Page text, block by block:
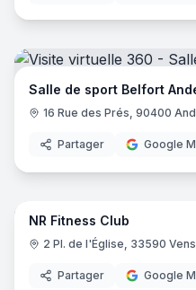
Salle de sport Belfort
16 Rue des Prés, 90400
Partager Google
NR Fitness Club
2 Pl. de l'Église, 33590
Partager Google